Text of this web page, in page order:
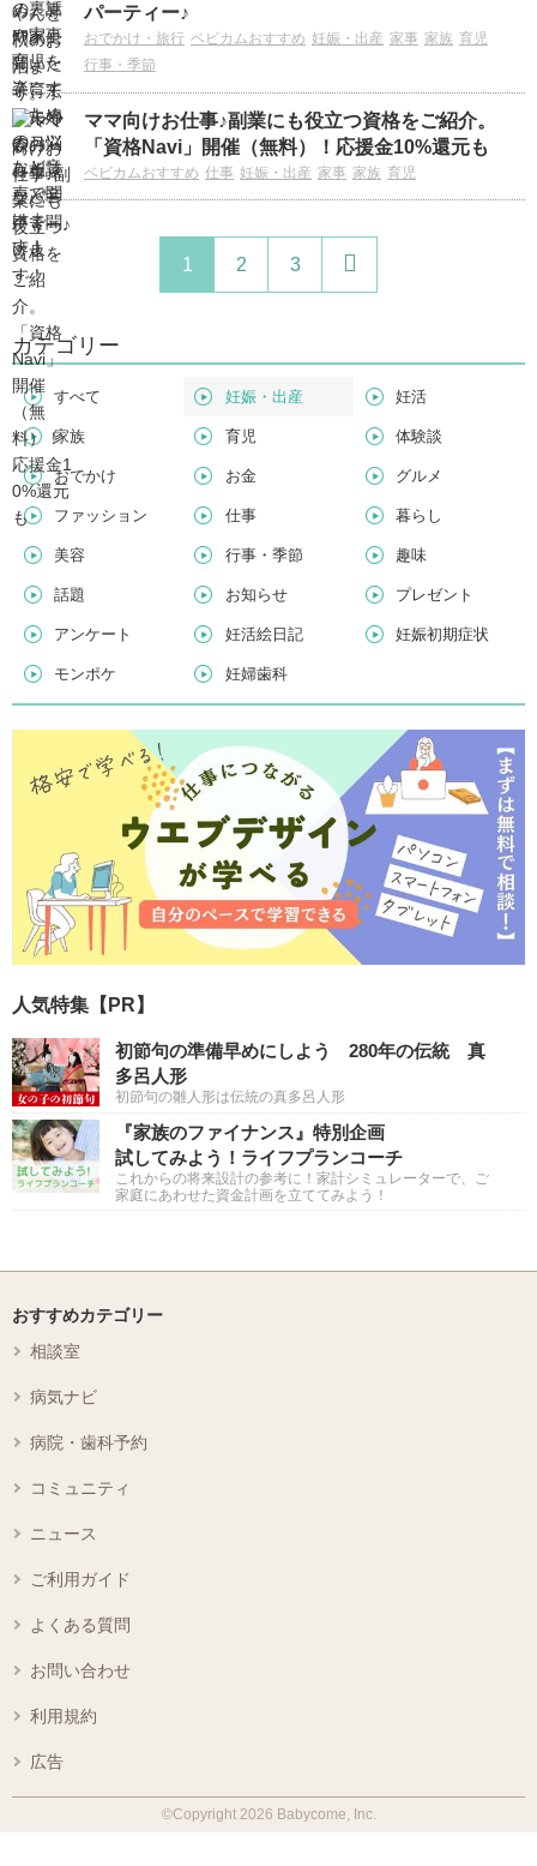
パーティー♪
おでかけ・旅行 ベビカムおすすめ 妊娠・出産 家事 家族 育児
行事・季節
ママ向けお仕事♪副業にも役立つ資格をご紹介。
「資格Navi」開催（無料）！応援金10%還元も
ベビカムおすすめ 仕事 妊娠・出産 家事 家族 育児
1 2 3
カテゴリー
すべて 妊娠・出産 妊活
家族 育児 体験談
おでかけ お金 グルメ
ファッション 仕事 暮らし
美容 行事・季節 趣味
話題 お知らせ プレゼント
アンケート 妊活絵日記 妊娠初期症状
モンポケ 妊婦歯科
人気特集【PR】
初節句の準備早めにしよう 280年の伝統 真
多呂人形
初節句の雛人形は伝統の真多呂人形
『家族のファイナンス』特別企画
試してみよう！ライフプランコーチ
これからの将来設計の参考に！家計シミュレーターで、ご
家庭にあわせた資金計画を立ててみよう！
おすすめカテゴリー
相談室
病気ナビ
病院・歯科予約
コミュニティ
ニュース
ご利用ガイド
よくある質問
お問い合わせ
利用規約
広告
©Copyright 2026 Babycome, Inc.